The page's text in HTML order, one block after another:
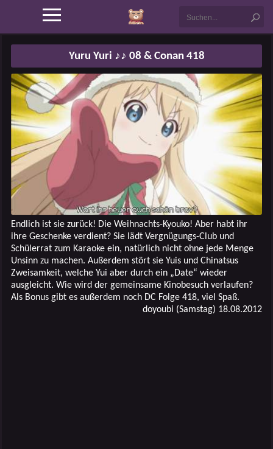
Yuru Yuri ♪♪ 08 & Conan 418
Endlich ist sie zurück! Die Weihnachts-Kyouko! Aber habt ihr
ihre Geschenke verdient? Sie lädt Vergnügungs-Club und
Schülerrat zum Karaoke ein, natürlich nicht ohne jede Menge
Unsinn zu machen. Außerdem stört sie Yuis und Chinatsus
Zweisamkeit, welche Yui aber durch ein „Date“ wieder
ausgleicht. Wie wird der gemeinsame Kinobesuch verlaufen?
Als Bonus gibt es außerdem noch DC Folge 418, viel Spaß.
doyoubi (Samstag) 18.08.2012